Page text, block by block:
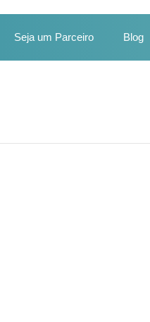
Seja um Parceiro Blog